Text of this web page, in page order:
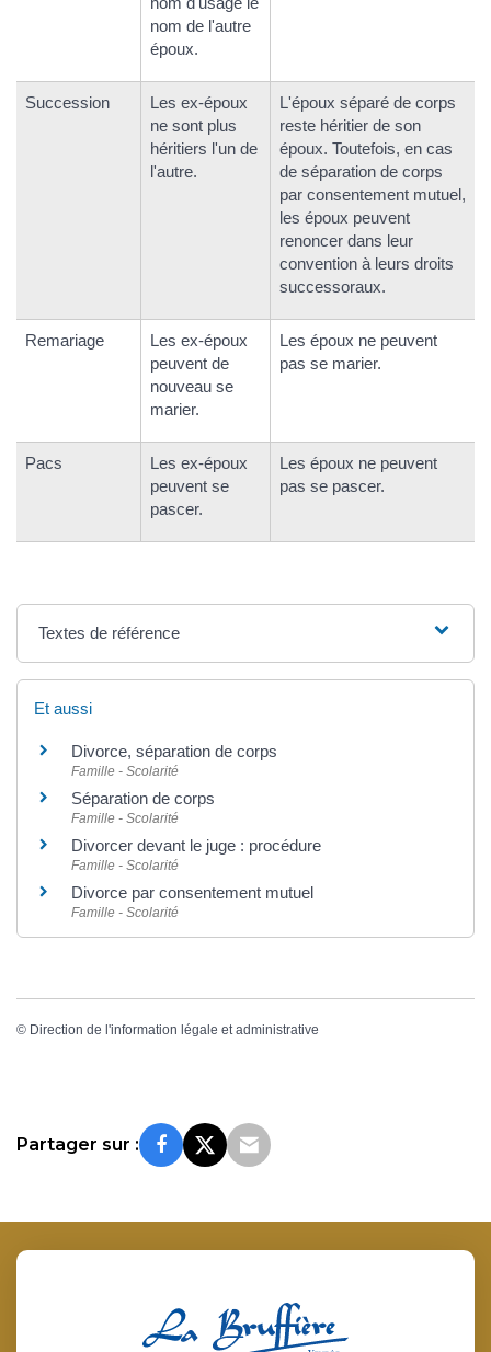
nom de l'autre
époux.
Succession
Les ex-époux
ne sont plus
héritiers l'un de
l'autre.
L'époux séparé de corps
reste héritier de son
époux. Toutefois, en cas
de séparation de corps
par consentement mutuel,
les époux peuvent
renoncer dans leur
convention à leurs droits
successoraux.
Remariage
Les ex-époux
peuvent de
nouveau se
marier.
Les époux ne peuvent
pas se marier.
Pacs
Les ex-époux
peuvent se
pascer.
Les époux ne peuvent
pas se pascer.
Textes de référence
Et aussi
Divorce, séparation de corps
Famille - Scolarité
Séparation de corps
Famille - Scolarité
Divorcer devant le juge : procédure
Famille - Scolarité
Divorce par consentement mutuel
Famille - Scolarité
© Direction de l'information légale et administrative
Partager sur :